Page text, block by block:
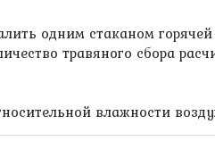
одним стаканом
травяного сбора
влажности